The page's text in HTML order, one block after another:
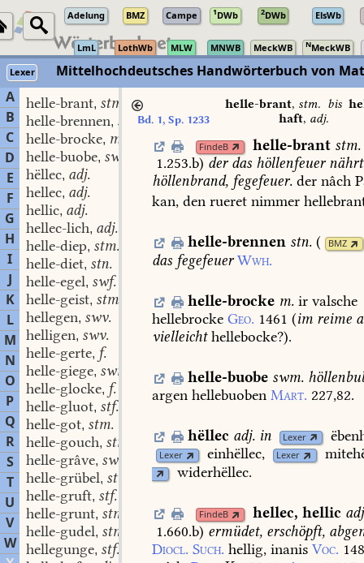
Adelung BMZ Campe 1DWb 2DWb ElsWb
LmL LothWb MLW MNWB MeckWB NMeckWB
Lexer
Mittelhochdeutsches Handwörterbuch von
A
B
C
D
E
F
G
H
I
J
K
L
M
N
O
P
Q
R
S
T
U
V
W
helle-brant, stm.
helle-brennen, stn.
helle-brocke, m.
helle-buobe, swm.
hëllec, adj.
hellec, adj.
hellic, adj.
hellec-lich, adj.
helle-diep, stm.
helle-diet, stn.
helle-egel, swf.
helle-geist, stm.
hellegen, swv.
helligen, swv.
helle-gerte, f.
helle-giege, swm.
helle-glocke, f.
helle-gluot, stf.
helle-got, stm.
helle-gouch, stm.
helle-grâve, swm.
helle-grübel, stm.
helle-gruft, stf.
helle-grunt, stm.
helle-gudel, stm.
hellegunge, stf.
Bd. 1, Sp. 1233
helle-brant, stm. bis
haft, adj.
FindeB helle-brant stm.
1.253.b) derdas höllenfeuernährt
höllenbrand, fegefeuer. der nâch
kan, den rueret nimmer
helle-brennen stn. ( BMZ
das fegefeuer Wwh.
helle-brocke m. irvalsche
hellebrocke Geo. 1461 (im reime
vielleichthellebocke?).
helle-buobe swm.
argen hellebuoben Mart. 227,82.
hëllec adj. in Lexer
Lexer einhëllec, Lexer
widerhëllec.
FindeB hellec, hellic
1.660.b) ermüdet, erschöpft,
Diocl. Such. hellig, inanis Voc.